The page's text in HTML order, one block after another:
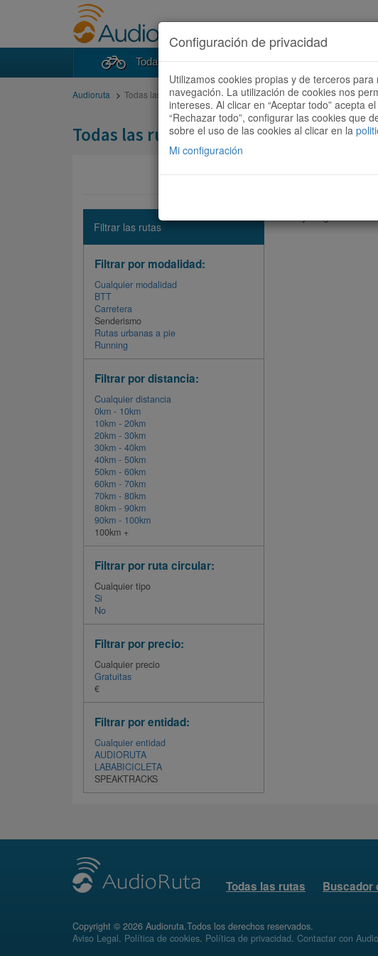
Todas las rutas Buscador de rutas
Audioruta Todas las rutas
Todas las rutas
Filtrar las rutas
Filtrar por modalidad:
Cualquier modalidad
BTT
Carretera
Senderismo
Rutas urbanas a pie
Running
Filtrar por distancia:
Cualquier distancia
0km - 10km
10km - 20km
20km - 30km
30km - 40km
40km - 50km
50km - 60km
60km - 70km
70km - 80km
80km - 90km
90km - 100km
100km +
Filtrar por ruta circular:
Cualquier tipo
Si
No
Filtrar por precio:
Cualquier precio
Gratuitas
€
Filtrar por entidad:
Cualquier entidad
AUDIORUTA
LABABICICLETA
SPEAKTRACKS
Todas las rutas Buscador
Copyright © 2026 Audioruta.Todos los derechos reservados.
Aviso Legal. Política de cookies. Política de privacidad. Contactar con
Configuración de privacidad
Utilizamos cookies propias y de terceros
navegación. La utilización de cookies nos
intereses. Al clicar en “Aceptar todo” acepta
“Rechazar todo”, configurar las cookies que
sobre el uso de las cookies al clicar en la
Mi configuración